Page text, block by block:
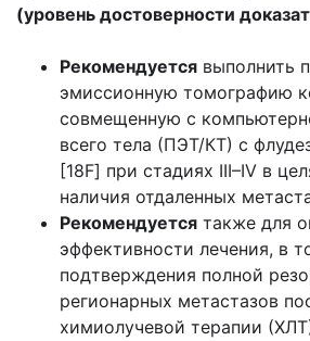
(уровень достоверности
Рекомендуется выполнить
эмиссионную томографию
совмещенную с
всего тела (ПЭТ/КТ) с
[18F] при стадиях III–IV в
наличия отдаленных
Рекомендуется также для
эффективности лечения, в
подтверждения полной
регионарных метастазов
химиолучевой терапии